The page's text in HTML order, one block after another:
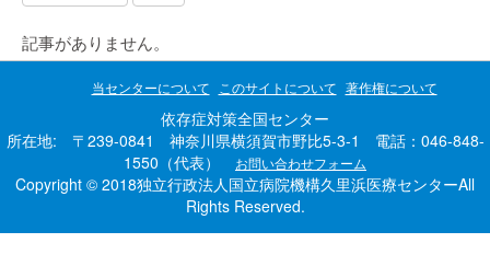
記事がありません。
当センターについて このサイトについて 著作権について
依存症対策全国センター
所在地: 〒239-0841 神奈川県横須賀市野比5-3-1 電話：046-848-
1550（代表）
お問い合わせフォーム
Copyright © 2018独立行政法人国立病院機構久里浜医療センターAll
Rights Reserved.